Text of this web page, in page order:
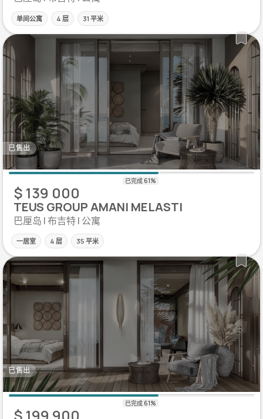
单间公寓 4 层 31 平米
已售出
$ 139 000
TEUS GROUP AMANI MELASTI
巴厘岛 | 布吉特 | 公寓
一居室 4 层 35 平米
已售出
$ 199 900